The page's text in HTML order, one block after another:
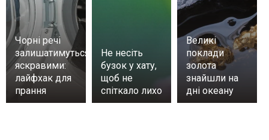
Чорні речі
залишатимуться
яскравими:
лайфхак для
прання
Не несіть
бузок у хату,
щоб не
спіткало лихо
Великі
поклади
золота
знайшли на
дні океану